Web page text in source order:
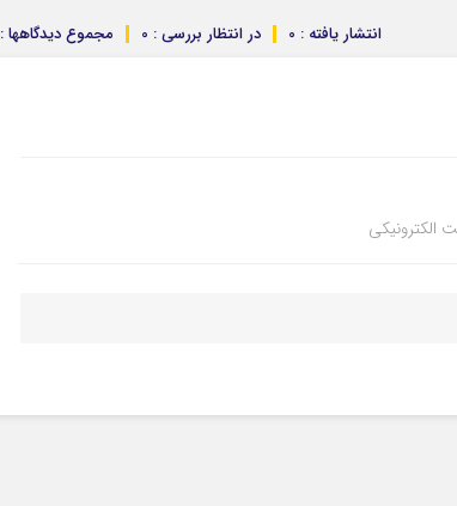
مجموع دیدگاهها : 0 در انتظار بررسی : 0 انتشار یافته : 0
الکترونیکی